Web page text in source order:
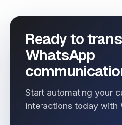
Ready to
WhatsApp
Start automating your
interactions today with